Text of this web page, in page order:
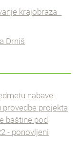
krajobraza -
Drniš
nabave:
provedbe projekta
baštine pod
- ponovljeni